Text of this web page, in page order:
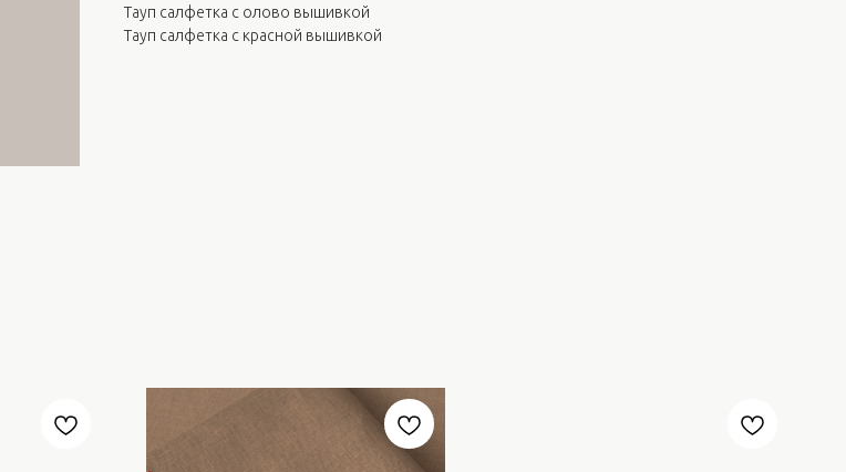
Тауп салфетка с олово вышивкой
Тауп салфетка с красной вышивкой